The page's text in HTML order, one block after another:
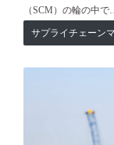
（SCM）の輪の中で…